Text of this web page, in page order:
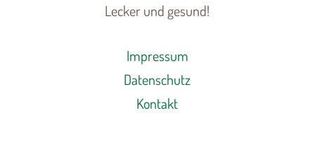
Lecker und gesund!
Impressum
Datenschutz
Kontakt